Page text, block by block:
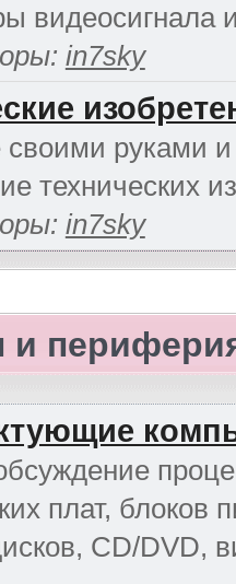
видеосигнала
in7sky
своими руками и
технических
in7sky
плат, блоков
CD/DVD,